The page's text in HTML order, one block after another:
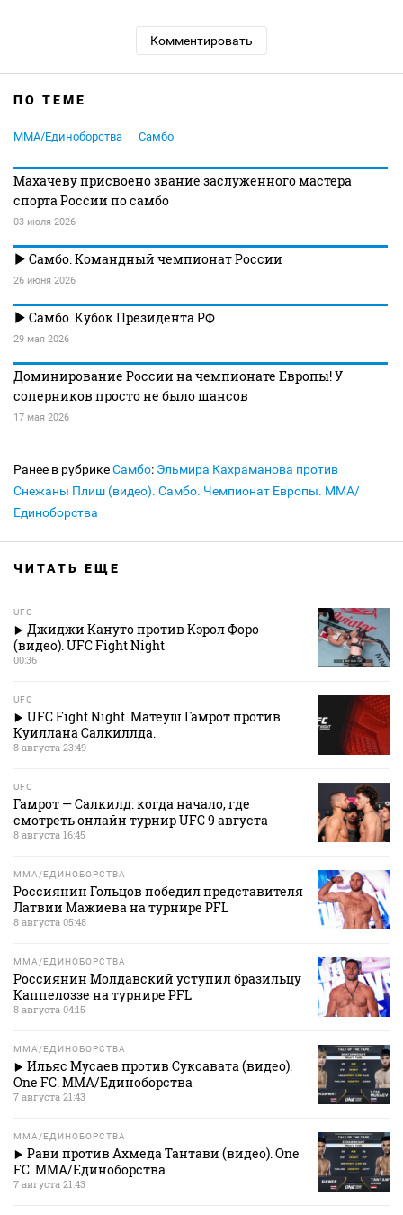
Комментировать
ПО ТЕМЕ
MMA/Единоборства Самбо
Махачеву присвоено звание заслуженного мастера
спорта России по самбо
03 июля 2026
Самбо. Командный чемпионат России
26 июня 2026
Самбо. Кубок Президента РФ
29 мая 2026
Доминирование России на чемпионате Европы! У
соперников просто не было шансов
17 мая 2026
Ранее в рубрикеСамбо: Эльмира Кахраманова против
Снежаны Плиш (видео). Самбо. Чемпионат Европы. MMA/
Единоборства
ЧИТАТЬ ЕЩЕ
UFC
Джиджи Кануто против Кэрол Форо
(видео). UFC Fight Night
00:36
UFC
UFC Fight Night. Матеуш Гамрот против
Куиллана Салкиллда.
8 августа 23:49
UFC
Гамрот — Салкилд: когда начало, где
смотреть онлайн турнир UFC 9 августа
8 августа 16:45
MMA/ЕДИНОБОРСТВА
Россиянин Гольцов победил представителя
Латвии Мажиева на турнире PFL
8 августа 05:48
MMA/ЕДИНОБОРСТВА
Россиянин Молдавский уступил бразильцу
Каппелоззе на турнире PFL
8 августа 04:15
MMA/ЕДИНОБОРСТВА
Ильяс Мусаев против Суксавата (видео).
One FC. MMA/Единоборства
7 августа 21:43
MMA/ЕДИНОБОРСТВА
Рави против Ахмеда Тантави (видео). One
FC. MMA/Единоборства
7 августа 21:43